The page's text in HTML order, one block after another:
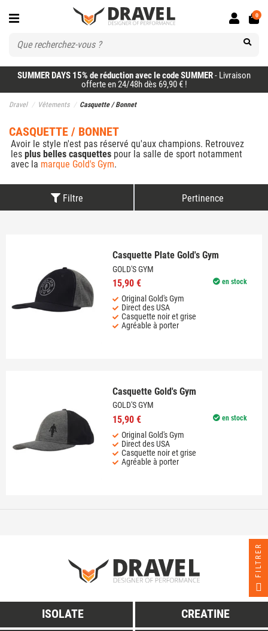
SUMMER DAYS 15% de réduction avec le code SUMMER- Livraison
offerte en 24/48h dès 69,90 € !
0
Dravel Vêtements Casquette / Bonnet
CASQUETTE / BONNET
Avoir le style n'est pas réservé qu'aux champions. Retrouvez
les plus belles casquettes pour la salle de sport notamment
avec la marque Gold's Gym.
Filtre Pertinence
Casquette Plate Gold's Gym
GOLD'S GYM
en stock
15,90 €
Original Gold's Gym
Direct des USA
Casquette noir et grise
Agréable à porter
Casquette Gold's Gym
GOLD'S GYM
en stock
15,90 €
Original Gold's Gym
Direct des USA
Casquette noir et grise
Agréable à porter
ISOLATE
CREATINE
FILTRER